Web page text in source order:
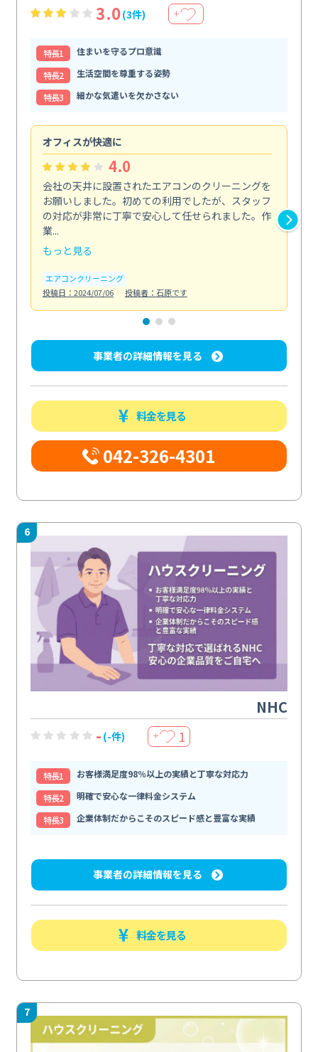
3.0(3件) ＋
特⻑1
住まいを守るプロ意識
特⻑2
生活空間を尊重する姿勢
特⻑3
細かな気遣いを欠かさない
オフィスが快適に
4.0
会社の天井に設置されたエアコンのクリーニングを
お願いしました。初めての利用でしたが、スタッフ
の対応が非常に丁寧で安心して任せられました。作
業...
もっと見る
エアコンクリーニング
投稿日：2024/07/06
投稿者：石原です
事業者の詳細情報を見る
料金を見る
042-326-4301
6
NHC
- (-件) ＋ 1
特⻑1
お客様満足度98％以上の実績と丁寧な対応力
特⻑2
明確で安心な一律料金システム
特⻑3
企業体制だからこそのスピード感と豊富な実績
事業者の詳細情報を見る
料金を見る
7